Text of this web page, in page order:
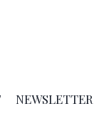
NEWSLETTER